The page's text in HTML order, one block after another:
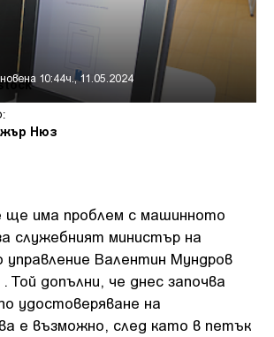
10:44ч., 11.05.2024
Нюз
ще има проблем с машинното
служебният министър на
управление Валентин Мундров
допълни, че днес започва
удостоверяване на
е възможно, след като в петък